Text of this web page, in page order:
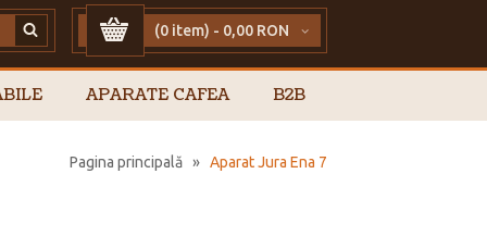
(0 item) - 0,00 RON
APARATE CAFEA B2B
Pagina principală » Aparat Jura Ena 7